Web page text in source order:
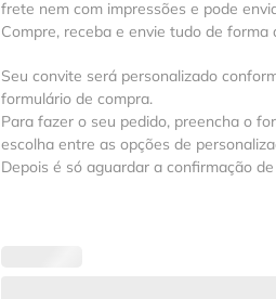
frete nem com impressões e pode
Compre, receba e envie tudo de forma
Seu convite será personalizado
formulário de compra.
Para fazer o seu pedido, preencha o
escolha entre as opções de
Depois é só aguardar a confirmação